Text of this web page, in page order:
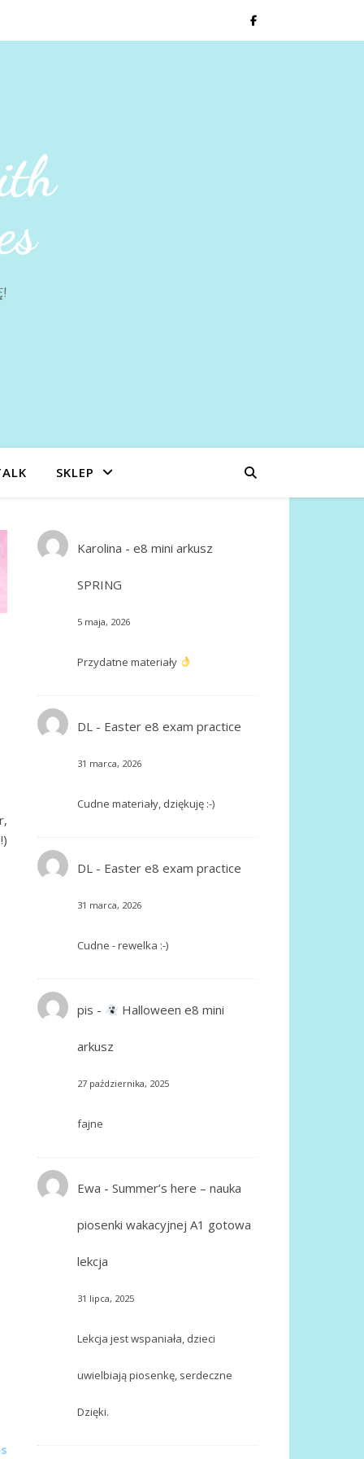
SKLEP
Karolina - e8 mini arkusz
SPRING
5 maja, 2026
Przydatne materiały
DL- Easter e8 exam practice
31 marca, 2026
Cudne materiały, dziękuję :-)
DL- Easter e8 exam practice
31 marca, 2026
Cudne - rewelka :-)
pis - Halloween e8 mini
arkusz
27 października, 2025
fajne
Ewa - Summer’s here – nauka
piosenki wakacyjnej A1 gotowa
lekcja
31 lipca, 2025
Lekcja jest wspaniała, dzieci
uwielbiają piosenkę, serdeczne
Dzięki.